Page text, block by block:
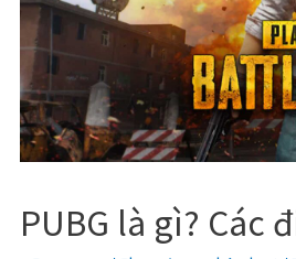
PUBG là gì? Các